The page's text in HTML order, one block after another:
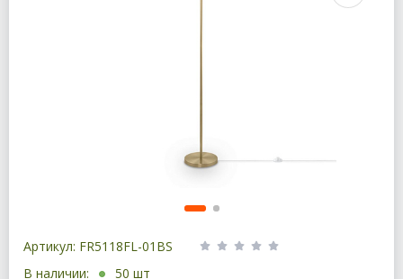
Артикул: FR5118FL-01BS
В наличии:
50 шт